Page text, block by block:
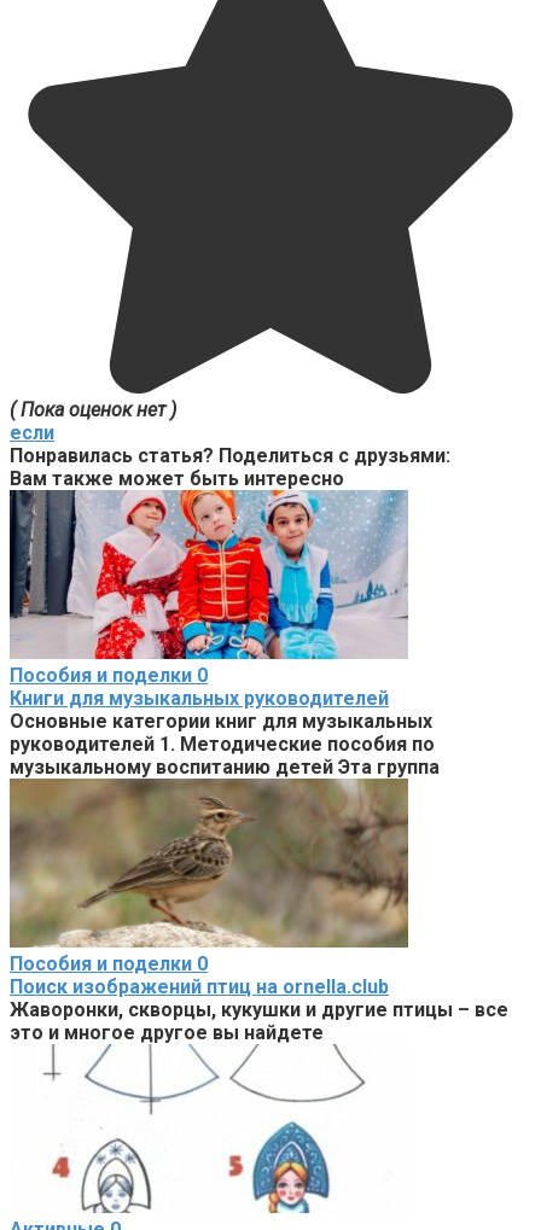
( Пока оценок нет )
если
Понравилась статья? Поделиться с друзьями:
Вам также может быть интересно
Пособия и поделки 0
Книги для музыкальных руководителей
Основные категории книг для музыкальных
руководителей 1. Методические пособия по
музыкальному воспитанию детей Эта группа
Пособия и поделки 0
Поиск изображений птиц на ornella.club
Жаворонки, скворцы, кукушки и другие птицы – все
это и многое другое вы найдете